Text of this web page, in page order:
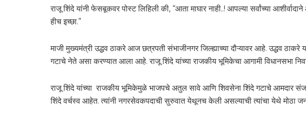
राजू शिंदे यांनी फेसबूकवर पोस्ट लिहिली की, “आता माघार नाही..! आपल्या सर्वांच्या
हीच इच्छा.”
माजी मुख्यमंत्री उद्धव ठाकरे आज छत्रपती संभाजीनगर जिल्ह्याच्या दौऱ्यावर आहे. उद्धव
गटाचे नेते असा करण्यात आला आहे. राजू शिंदे यांच्या राजकीय भूमिकेचा आगामी विधानसभा
राजू शिंदे यांच्या राजकीय भूमिकेमुळे भाजपचे अतुल सावे आणि शिवसेना शिंदे गटाचे आमदार
शिंदे वर्चस्व आहेत. त्यांनी नगरसेवकपदाची सुरुवात येथूनच केली असल्याची त्यांचा येथे मोठा